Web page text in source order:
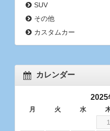
SUV
その他
カスタムカー
カレンダー
2025
月 火 水
1